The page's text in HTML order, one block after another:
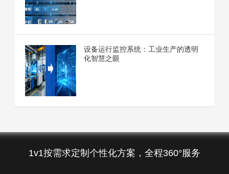
设备运行监控系统：工业生产的透明
化智慧之眼
1v1按需求定制个性化方案，全程360°服务